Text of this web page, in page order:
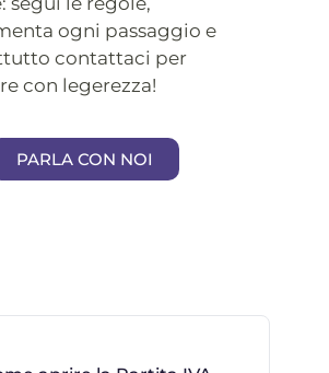
ogni passaggio e
contattaci per
con legerezza!
PARLA CON NOI